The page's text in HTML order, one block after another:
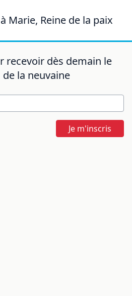
Marie, Reine de la paix
recevoir dès demain le
de la neuvaine
Je m'inscris